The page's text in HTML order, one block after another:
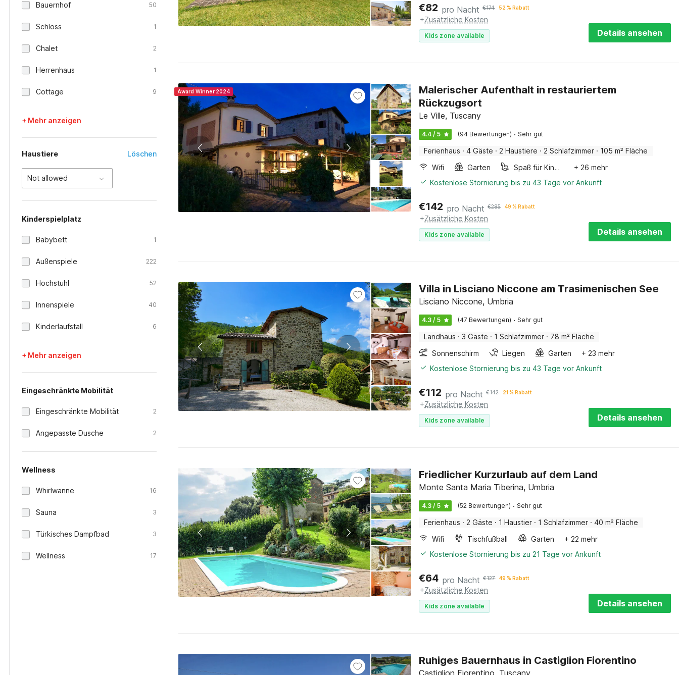
Bauernhof 50
Schloss 1
Chalet 2
Herrenhaus 1
Cottage 9
+ Mehr anzeigen
Haustiere Löschen
Not allowed
Kinderspielplatz
Babybett 1
Außenspiele 222
Hochstuhl 52
Innenspiele 40
Kinderlaufstall 6
+ Mehr anzeigen
Eingeschränkte Mobilität
Eingeschränkte Mobilität 2
Angepasste Dusche 2
Wellness
Whirlwanne 16
Sauna 3
Türkisches Dampfbad 3
Wellness 17
€82 pro Nacht €174 52 % Rabatt
+Zusätzliche Kosten
Kids zone available Details ansehen
Award Winner 2024
Malerischer Aufenthalt in restauriertem
Rückzugsort
Le Ville, Tuscany
4.4 / 5 (94 Bewertungen) · Sehr gut
Ferienhaus · 4 Gäste · 2 Haustiere · 2 Schlafzimmer · 105 m² Fläche
Wifi
Garten Spaß für Kinder
+ 26 mehr
Kostenlose Stornierung bis zu 43 Tage vor Ankunft
€142 pro Nacht €285 49 % Rabatt
+Zusätzliche Kosten
Kids zone available Details ansehen
Villa in Lisciano Niccone am Trasimenischen See
Lisciano Niccone, Umbria
4.3 / 5 (47 Bewertungen) · Sehr gut
Landhaus · 3 Gäste · 1 Schlafzimmer · 78 m² Fläche
Sonnenschirm
Liegen Garten
+ 23 mehr
Kostenlose Stornierung bis zu 43 Tage vor Ankunft
€112 pro Nacht €142 21 % Rabatt
+Zusätzliche Kosten
Kids zone available Details ansehen
Friedlicher Kurzurlaub auf dem Land
Monte Santa Maria Tiberina, Umbria
4.3 / 5 (52 Bewertungen) · Sehr gut
Ferienhaus · 2 Gäste · 1 Haustier · 1 Schlafzimmer · 40 m² Fläche
Wifi
Tischfußball Garten
+ 22 mehr
Kostenlose Stornierung bis zu 21 Tage vor Ankunft
€64 pro Nacht €127 49 % Rabatt
+Zusätzliche Kosten
Kids zone available Details ansehen
Ruhiges Bauernhaus in Castiglion Fiorentino
Castiglion Fiorentino, Tuscany